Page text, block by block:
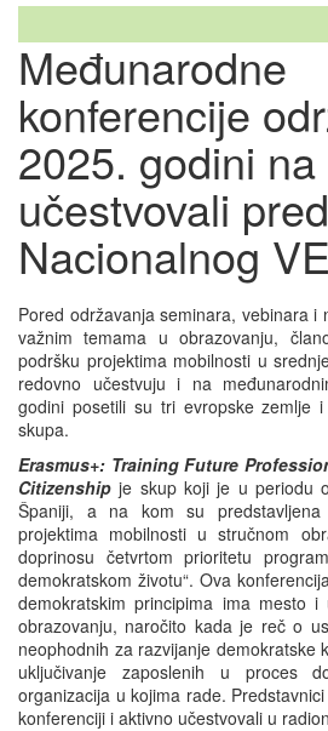
Međunarodne
konferencije
2025. godini
učestvovali
Nacionalnog
Pored održavanja seminara, vebinara i
važnim temama u obrazovanju,
podršku projektima mobilnosti u
redovno učestvuju i na
godini posetili su tri evropske zemlje
skupa.
Erasmus+: Training Future
Citizenship je skup koji je u periodu
Španiji, a na kom su predstavljena
projektima mobilnosti u stručnom
doprinosu četvrtom prioritetu
demokratskom životu“. Ova
demokratskim principima ima mesto
obrazovanju, naročito kada je reč o
neophodnih za razvijanje demokratske
uključivanje zaposlenih u proces
organizacija u kojima rade.
konferenciji i aktivno učestvovali u